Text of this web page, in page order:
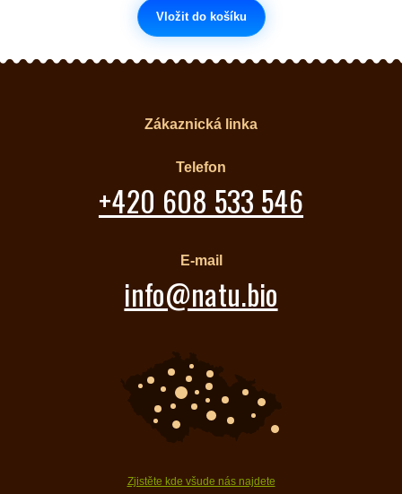
Vložit do košíku
Zákaznická linka
Telefon
+420 608 533 546
E-mail
info@natu.bio
Zjistěte kde všude nás najdete